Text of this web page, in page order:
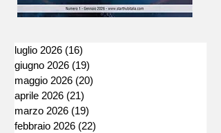
luglio 2026 (16)
giugno 2026 (19)
maggio 2026 (20)
aprile 2026 (21)
marzo 2026 (19)
febbraio 2026 (22)